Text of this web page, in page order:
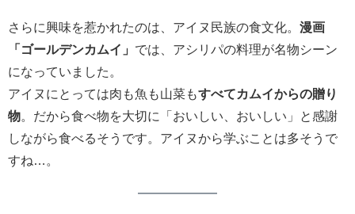
さらに興味を惹かれたのは、アイヌ民族の食文化。 漫画
「ゴールデンカムイ」 では、アシリパの料理が名物シーン
になっていました。
アイヌにとっては肉も魚も山菜もすべてカムイからの贈り
物。だから食べ物を大切に「おいしい、おいしい」と感謝
しながら食べるそうです。アイヌから学ぶことは多そうで
すね…。